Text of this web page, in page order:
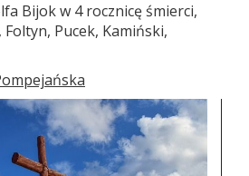
Bijok w 4 rocznicę śmierci,
Pucek, Kamiński,